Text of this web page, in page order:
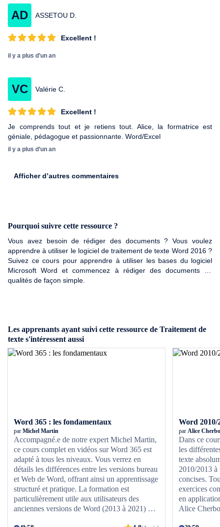
AD ASSETOU D.
Excellent !
il y a plus d’un an
VC Valérie C.
Excellent !
Je comprends tout et je retiens tout. Alice, la formatrice est
géniale, pédagogue et passionnante. Word/Excel
il y a plus d’un an
Afficher d’autres commentaires
Pourquoi suivre cette ressource ?
Vous avez besoin de rédiger des documents ? Vous voulez
apprendre à utiliser le logiciel de traitement de texte Word 2016 ?
Suivez ce cours pour apprendre à utiliser les bases du logiciel
Microsoft Word et commencez à rédiger des documents de
qualités de façon simple.
Les apprenants ayant suivi cette ressource de Traitement de
texte s'intéressent aussi
Word 365 : les fondamentaux
par Michel Martin
Accompagné.e de notre expert Michel Martin,
ce cours complet en vidéos sur Word 365 est
adapté à tous les niveaux. Vous verrez en
détails les différences entre les versions bureau
et Web de Word, offrant ainsi un apprentissage
structuré et pratique. La formation est
particulièrement utile aux utilisateurs des
anciennes versions de Word (2013 à 2021) qui
Word 2010/
par Alice
Dans ce
les
texte
2010/2013 à
concises.
exercices
en
Alice